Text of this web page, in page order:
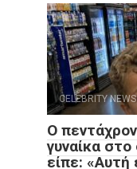
CELEBRITY NEWS
Ο
γυναίκα
είπε: «Αυτή